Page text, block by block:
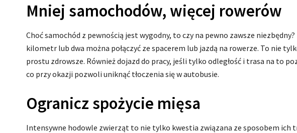
Mniej samochodów, więcej rowerów
Choć samochód z pewnością jest wygodny, to czy na pewno zawsze
kilometr lub dwa można połączyć ze spacerem lub jazdą na rowerze. To nie
prostu zdrowsze. Również dojazd do pracy, jeśli tylko odległość i trasa na to
co przy okazji pozwoli uniknąć tłoczenia się w autobusie.
Ogranicz spożycie mięsa
Intensywne hodowle zwierząt to nie tylko kwestia związana ze sposobem ich